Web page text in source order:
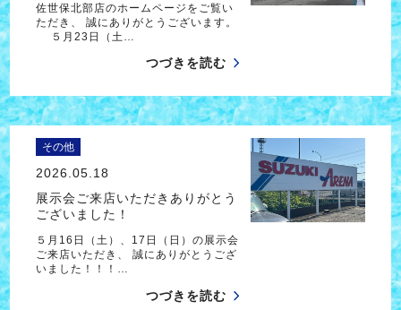
佐世保北部店のホームページをご覧い
ただき、 誠にありがとうございます。
５月23日（土…
つづきを読む
その他
2026.05.18
展示会ご来店いただきありがとう
ございました！
５月16日（土）、17日（日）の展示会
ご来店いただき、 誠にありがとうござ
いました！！！…
つづきを読む